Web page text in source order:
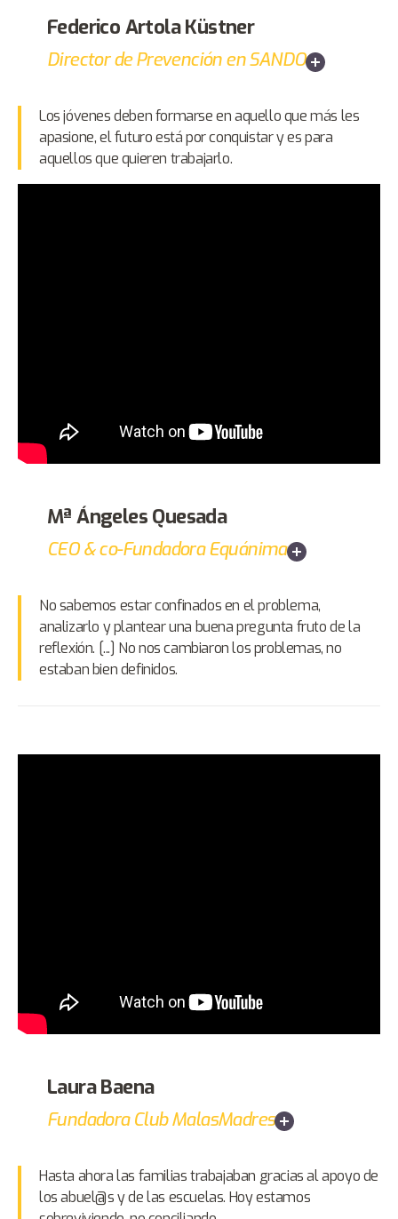
Federico Artola Küstner
Director de Prevención en SANDO
Los jóvenes deben formarse en aquello que más les
apasione, el futuro está por conquistar y es para
aquellos que quieren trabajarlo.
Mª Ángeles Quesada
CEO & co-Fundadora Equánima
No sabemos estar confinados en el problema,
analizarlo y plantear una buena pregunta fruto de la
reflexión. [...] No nos cambiaron los problemas, no
estaban bien definidos.
Laura Baena
Fundadora Club MalasMadres
Hasta ahora las familias trabajaban gracias al apoyo de
los abuel@s y de las escuelas. Hoy estamos